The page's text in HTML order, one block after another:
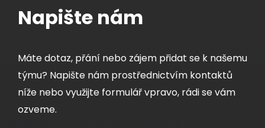
Napište nám
Máte dotaz, přání nebo zájem přidat se k našemu
týmu? Napište nám prostřednictvím kontaktů
níže nebo využijte formulář vpravo, rádi se vám
ozveme.